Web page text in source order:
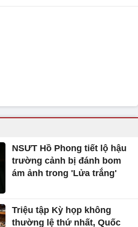
NSƯT Hồ Phong tiết lộ hậu
trường cảnh bị đánh bom
ám ảnh trong 'Lửa trắng'
Triệu tập Kỳ họp không
thường lệ thứ nhất, Quốc